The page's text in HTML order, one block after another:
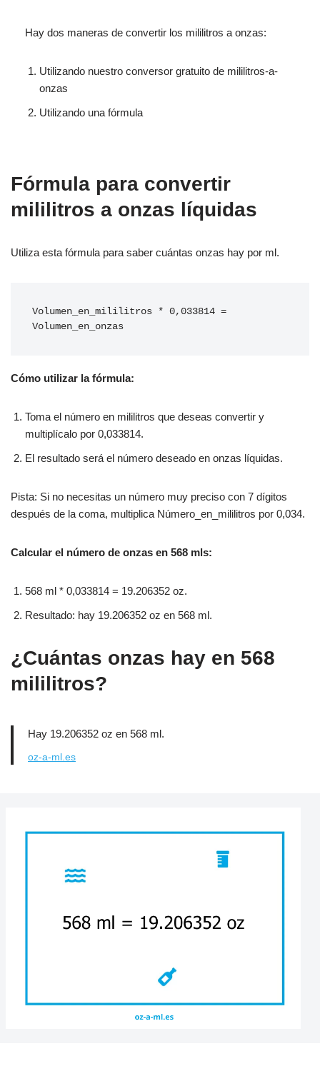
Hay dos maneras de convertir los mililitros a onzas:
Utilizando nuestro conversor gratuito de mililitros-a-
onzas
Utilizando una fórmula
Fórmula para convertir
mililitros a onzas líquidas
Utiliza esta fórmula para saber cuántas onzas hay por ml.
Volumen_en_mililitros * 0,033814 =
Volumen_en_onzas
Cómo utilizar la fórmula:
Toma el número en mililitros que deseas convertir y
multiplícalo por 0,033814.
El resultado será el número deseado en onzas líquidas.
Pista: Si no necesitas un número muy preciso con 7 dígitos
después de la coma, multiplica Número_en_mililitros por 0,034.
Calcular el número de onzas en 568 mls:
568 ml * 0,033814 = 19.206352 oz.
Resultado: hay 19.206352 oz en 568 ml.
¿Cuántas onzas hay en 568
mililitros?
Hay 19.206352 oz en 568 ml.
oz-a-ml.es